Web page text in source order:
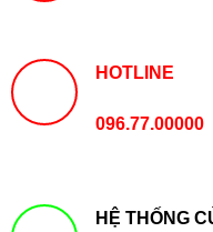
HOTLINE
096.77.00000
HỆ THỐNG